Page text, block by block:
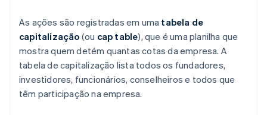
As ações são registradas em uma tabela de
capitalização (ou cap table), que é uma planilha que
mostra quem detém quantas cotas da empresa. A
tabela de capitalização lista todos os fundadores,
investidores, funcionários, conselheiros e todos que
têm participação na empresa.